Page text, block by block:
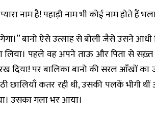
नाम है! पहाड़ी नाम भी कोई नाम होते हैं
बानो ऐसे उत्साह से बोली जैसे उसने आधी
पहले वह अपने ताऊ और पिता से सख़्त
दिया! पर बालिका बानो की सरल आँखों का
छालियाँ कतर रही थी, उसकी पलकें
उसका गला भर आया।